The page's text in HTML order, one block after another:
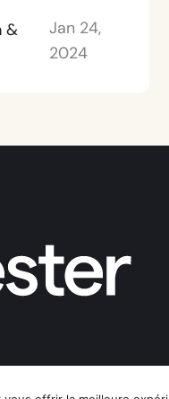
&
Jan 24,
2024